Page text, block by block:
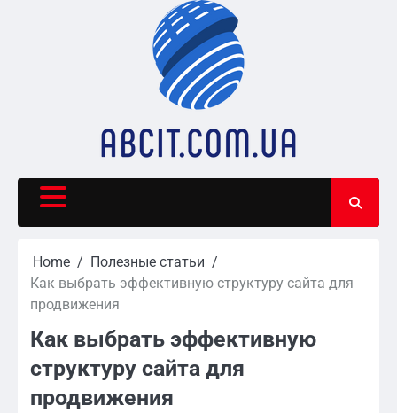
Home
Полезные статьи
Как выбрать эффективную структуру сайта для
продвижения
Как выбрать эффективную
структуру сайта для
продвижения